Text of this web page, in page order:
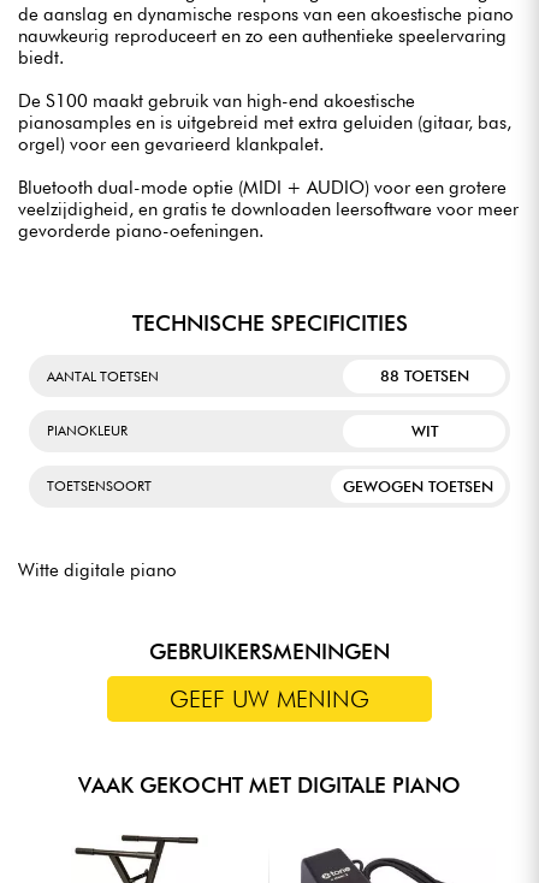
de aanslag en dynamische respons van een akoestische piano
nauwkeurig reproduceert en zo een authentieke speelervaring
biedt.
De S100 maakt gebruik van high-end akoestische
pianosamples en is uitgebreid met extra geluiden (gitaar, bas,
orgel) voor een gevarieerd klankpalet.
Bluetooth dual-mode optie (MIDI + AUDIO) voor een grotere
veelzijdigheid, en gratis te downloaden leersoftware voor meer
gevorderde piano-oefeningen.
TECHNISCHE SPECIFICITIES
AANTAL TOETSEN 88 TOETSEN
PIANOKLEUR WIT
TOETSENSOORT GEWOGEN TOETSEN
Witte digitale piano
GEBRUIKERSMENINGEN
GEEF UW MENING
VAAK GEKOCHT MET DIGITALE PIANO